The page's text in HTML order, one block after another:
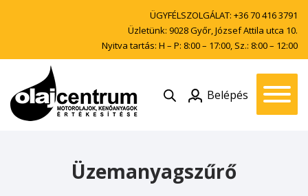
ÜGYFÉLSZOLGÁLAT: +36 70 416 3791
Üzletünk: 9028 Győr, József Attila utca 10.
Nyitva tartás: H – P: 8:00 – 17:00, Sz.: 8:00 – 12:00
Belépés
Üzemanyagszűrő